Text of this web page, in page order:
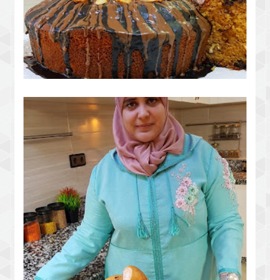
كيكة بالكراميل دايزها الكلام وجديها ديال
تحميرة الوجه